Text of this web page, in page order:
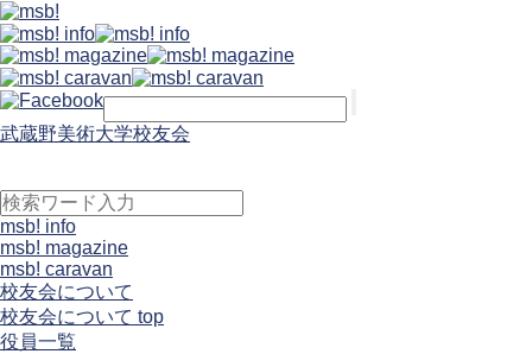
武蔵野美術大学校友会
msb! info
msb! magazine
msb! caravan
校友会について
校友会について top
役員一覧